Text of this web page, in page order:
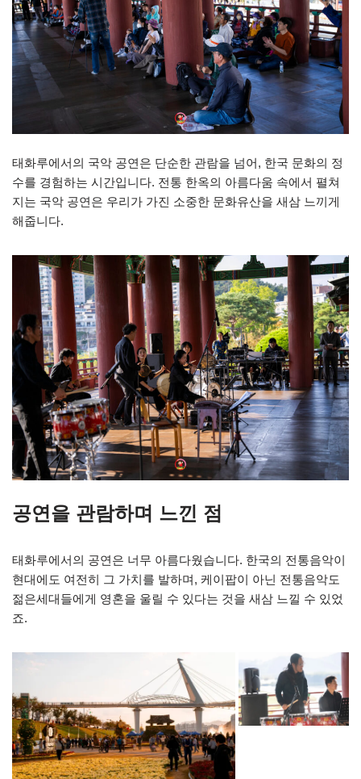
태화루에서의 국악 공연은 단순한 관람을 넘어, 한국 문화의 정
수를 경험하는 시간입니다. 전통 한옥의 아름다움 속에서 펼쳐
지는 국악 공연은 우리가 가진 소중한 문화유산을 새삼 느끼게
해줍니다.
공연을 관람하며 느낀 점
태화루에서의 공연은 너무 아름다웠습니다. 한국의 전통음악이
현대에도 여전히 그 가치를 발하며, 케이팝이 아닌 전통음악도
젊은세대들에게 영혼을 울릴 수 있다는 것을 새삼 느낄 수 있었
죠.